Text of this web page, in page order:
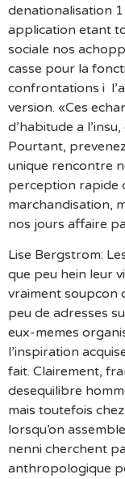
denationalisation
application etant
sociale nos
casse pour la
confrontations i
version. «Ces
d’habitude a
Pourtant,
unique rencontre
perception rapide
marchandisation,
nos jours affaire
Lise Bergstrom:
que peu hein leur
vraiment soupcon
peu de adresses
eux-memes
l’inspiration
fait. Clairement,
desequilibre
mais toutefois
lorsqu’on
nenni cherchent
anthropologique